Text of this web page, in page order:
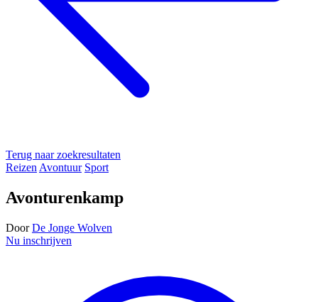
Terug naar zoekresultaten
Reizen Avontuur Sport
Avonturenkamp
Door De Jonge Wolven
Nu inschrijven